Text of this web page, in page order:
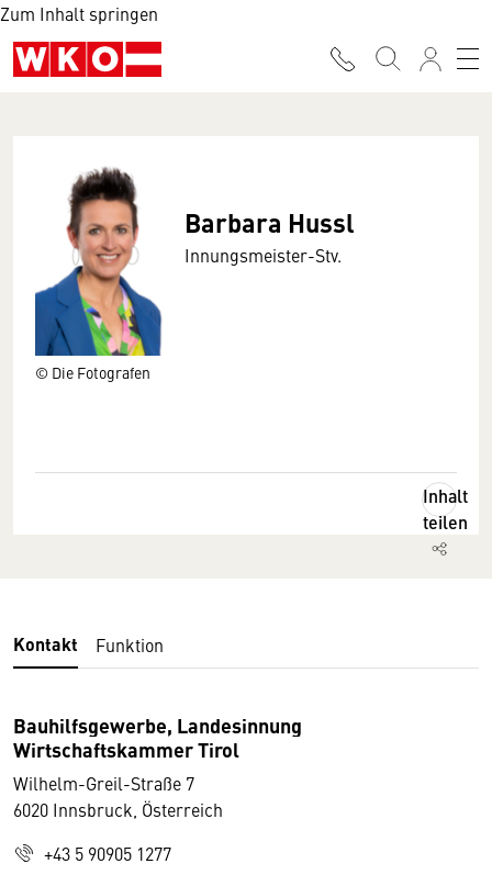
Zum Inhalt springen
© Die Fotografen
Barbara Hussl
Innungsmeister-Stv.
Inhalt
teilen
Kontakt Funktion
Bauhilfsgewerbe, Landesinnung
Wirtschaftskammer Tirol
Wilhelm-Greil-Straße 7
6020 Innsbruck, Österreich
+43 5 90905 1277